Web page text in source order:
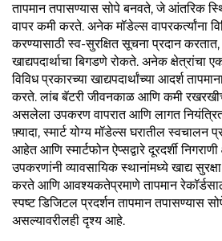
तापमान तपासण्यास सोपे बनवते, जे आंतरिक
वापर कमी करते. अनेक मॉडेल्स वापरकर्त्यांना
करण्यासाठी स्व-सुरक्षित सूचना प्रदान
खाद्यपदार्थाचा बिगडणे रोकते. अनेक क्षेत्रांचा
विविध प्रकारच्या खाद्यपदार्थांच्या आदर्श
करते. लांब बॅटरी जीवनकाळ आणि कमी
असलेला उपकरण वापरात आणि लागत
फ़्यादा, स्मार्ट योग्य मॉडेल्स घरातील
आहेत आणि स्मार्टफोन ऐप्सद्वारे दूरदर्शी
उपकरणांनी व्यावसायिक स्थानांमध्ये खाद्य
करते आणि आवश्यकतेप्रमाणे तापमान
स्पष्ट डिजिटल प्रदर्शन तापमान तपासण्यास
असल्यावरीलही दृश्य आहे.